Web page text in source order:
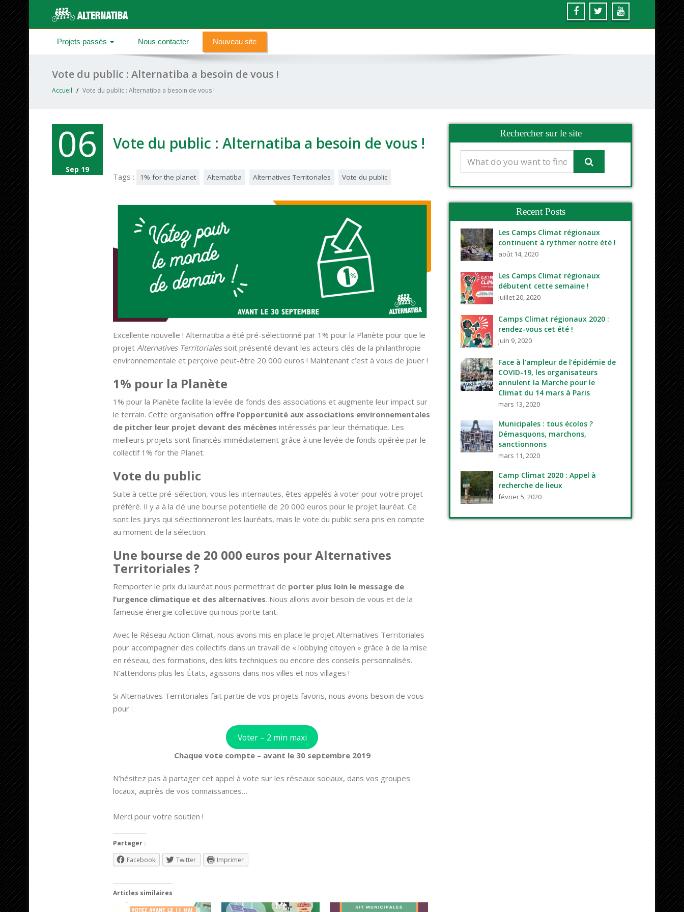
Projets passés Nous contacter Nouveau site
Vote du public : Alternatiba a besoin de vous !
Accueil Vote du public : Alternatiba a besoin de vous !
06
Sep 19
Vote du public : Alternatiba a besoin de vous !
Tags : 1% for the planet Alternatiba Alternatives Territoriales Vote du public
Excellente nouvelle ! Alternatiba a été pré-sélectionné par 1% pour la Planète pour que le
projet Alternatives Territorialessoit présenté devant les acteurs clés de la philanthropie
environnementale et perçoive peut-être 20 000 euros ! Maintenant c’est à vous de jouer !
1% pour la Planète
1% pour la Planète facilite la levée de fonds des associations et augmente leur impact sur
le terrain. Cette organisation offre l’opportunité aux associations environnementales
de pitcher leur projet devant des mécènes intéressés par leur thématique. Les
meilleurs projets sont financés immédiatement grâce à une levée de fonds opérée par le
collectif 1% for the Planet.
Vote du public
Suite à cette pré-sélection, vous les internautes, êtes appelés à voter pour votre projet
préféré. Il y a à la clé une bourse potentielle de 20 000 euros pour le projet lauréat. Ce
sont les jurys qui sélectionneront les lauréats, mais le vote du public sera pris en compte
au moment de la sélection.
Une bourse de 20 000 euros pour Alternatives
Territoriales ?
Remporter le prix du lauréat nous permettrait de porter plus loin le message de
l’urgence climatique et des alternatives. Nous allons avoir besoin de vous et de la
fameuse énergie collective qui nous porte tant.
Avec le Réseau Action Climat, nous avons mis en place le projet Alternatives Territoriales
pour accompagner des collectifs dans un travail de « lobbying citoyen » grâce à de la mise
en réseau, des formations, des kits techniques ou encore des conseils personnalisés.
N’attendons plus les États, agissons dans nos villes et nos villages !
Si Alternatives Territoriales fait partie de vos projets favoris, nous avons besoin de vous
pour :
Voter – 2 min maxi
Chaque vote compte – avant le 30 septembre 2019
N’hésitez pas à partager cet appel à vote sur les réseaux sociaux, dans vos groupes
locaux, auprès de vos connaissances…
Merci pour votre soutien !
Partager :
Facebook
Twitter Imprimer
Articles similaires
Rechercher sur le site
Recent Posts
Les Camps Climat régionaux
continuent à rythmer notre été !
août 14, 2020
Les Camps Climat régionaux
débutent cette semaine !
juillet 20, 2020
Camps Climat régionaux 2020 :
rendez-vous cet été !
juin 9, 2020
Face à l’ampleur de l’épidémie de
COVID-19, les organisateurs
annulent la Marche pour le
Climat du 14 mars à Paris
mars 13, 2020
Municipales : tous écolos ?
Démasquons, marchons,
sanctionnons
mars 11, 2020
Camp Climat 2020 : Appel à
recherche de lieux
février 5, 2020